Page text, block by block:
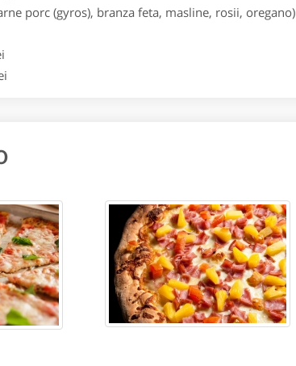
porc (gyros), branza feta, masline, rosii, oregano)